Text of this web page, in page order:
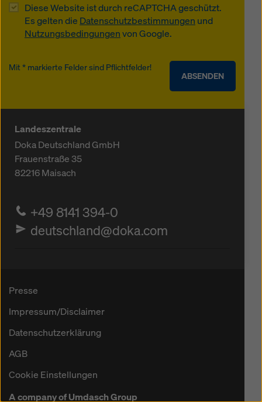
Diese Website ist durch reCAPTCHA geschützt.
Es gelten die Datenschutzbestimmungen und
Nutzungsbedingungenvon Google.
ABSENDEN
Mit * markierte Felder sind Pflichtfelder!
Landeszentrale
Doka Deutschland GmbH
Frauenstraße 35
82216Maisach
+49 8141 394-0
deutschland@doka.com
Presse
Impressum/Disclaimer
Datenschutzerklärung
AGB
Cookie Einstellungen
A company of Umdasch Group